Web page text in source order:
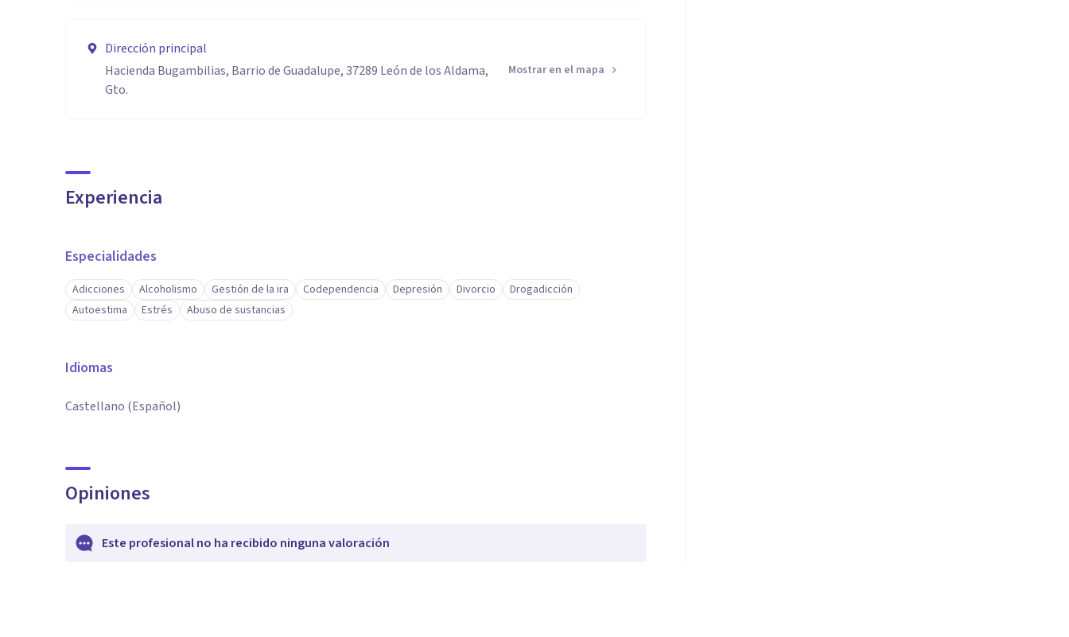
Dirección principal
Hacienda Bugambilias, Barrio de Guadalupe, 37289 León de los Aldama,
Gto.
Mostrar en el mapa
Experiencia
Especialidades
Adicciones Alcoholismo Gestión de la ira Codependencia Depresión Divorcio
Drogadicción
Autoestima
Estrés Abuso de sustancias
Idiomas
Castellano (Español)
Opiniones
Este profesional no ha recibido ninguna valoración